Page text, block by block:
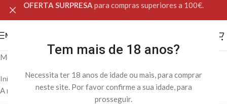
Tem mais de 18 anos?
Necessita ter 18 anos de idade ou mais, para comprar
neste site. Por favor confirme a sua idade, para
prosseguir.
OFERTA SURPRESA para compras superiores a 100€.
MENU
Meias e collants sensuais para complementar a lingerie.
Início Loja Online Lingerie & Fantasia Meias & Collants
A mostrar todos os 7 resultados